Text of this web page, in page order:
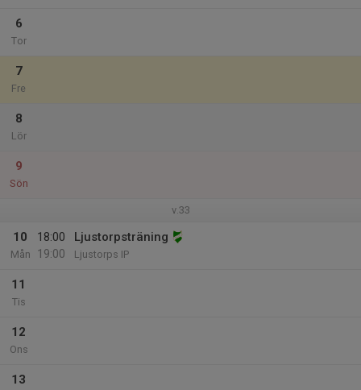
6
Tor
7
Fre
8
Lör
9
Sön
v.33
10
Mån
18:00
19:00
Ljustorpsträning
Ljustorps IP
11
Tis
12
Ons
13